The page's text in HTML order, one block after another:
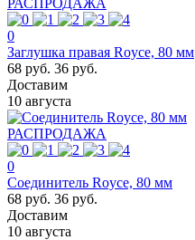
0
Заглушка правая Royce, 80 мм
68 руб. 36 руб.
Доставим
10 августа
РАСПРОДАЖА
0
Соединитель Royce, 80 мм
68 руб. 36 руб.
Доставим
10 августа